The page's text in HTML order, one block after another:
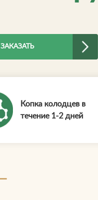
ЗАКАЗАТЬ
Копка колодцев в
течение 1-2 дней